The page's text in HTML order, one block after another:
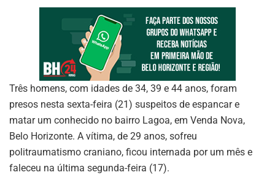
Três homens, com idades de 34, 39 e 44 anos, foram
presos nesta sexta-feira (21) suspeitos de espancar e
matar um conhecido no bairro Lagoa, em Venda Nova,
Belo Horizonte. A vítima, de 29 anos, sofreu
politraumatismo craniano, ficou internada por um mês e
faleceu na última segunda-feira (17).